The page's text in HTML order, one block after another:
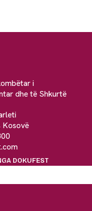
i
dhe të Shkurtë
Kosovë
DOKUFEST